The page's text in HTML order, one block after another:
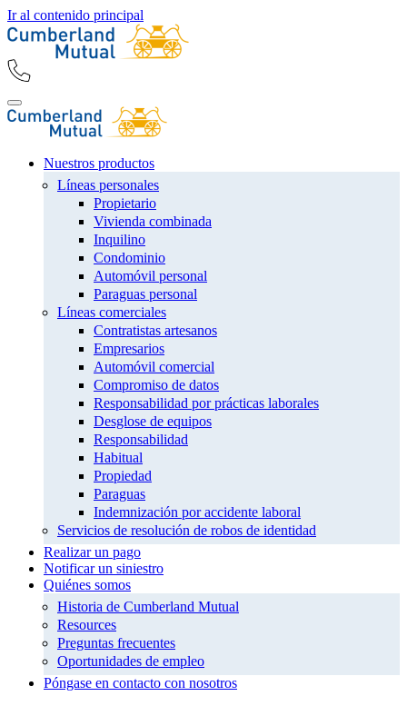
Ir al contenido principal
Nuestros productos
Líneas personales
Propietario
Vivienda combinada
Inquilino
Condominio
Automóvil personal
Paraguas personal
Líneas comerciales
Contratistas artesanos
Empresarios
Automóvil comercial
Compromiso de datos
Responsabilidad por prácticas laborales
Desglose de equipos
Responsabilidad
Habitual
Propiedad
Paraguas
Indemnización por accidente laboral
Servicios de resolución de robos de identidad
Realizar un pago
Notificar un siniestro
Quiénes somos
Historia de Cumberland Mutual
Resources
Preguntas frecuentes
Oportunidades de empleo
Póngase en contacto con nosotros